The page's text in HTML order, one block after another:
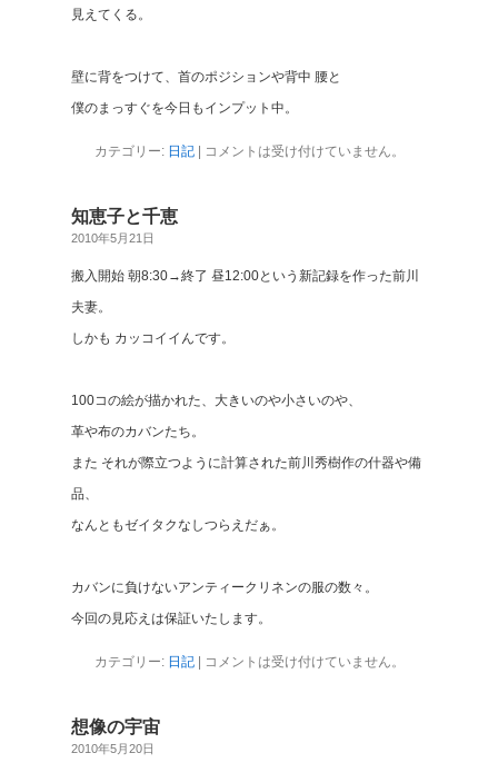
見えてくる。
壁に背をつけて、首のポジションや背中 腰と
僕のまっすぐを今日もインプット中。
カテゴリー: 日記| コメントは受け付けていません。
知恵子と千恵
2010年5月21日
搬入開始 朝8:30→終了 昼12:00という新記録を作った前川
夫妻。
しかも カッコイイんです。
100コの絵が描かれた、大きいのや小さいのや、
革や布のカバンたち。
また それが際立つように計算された前川秀樹作の什器や備
品、
なんともゼイタクなしつらえだぁ。
カバンに負けないアンティークリネンの服の数々。
今回の見応えは保証いたします。
カテゴリー: 日記| コメントは受け付けていません。
想像の宇宙
2010年5月20日